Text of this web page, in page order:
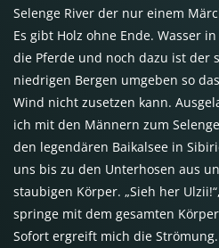
Selenge River der nur einem
Es gibt Holz ohne Ende. Wasser
die Pferde und noch dazu ist der
niedrigen Bergen umgeben so
Wind nicht zusetzen kann.
ich mit den Männern zum
den legendären Baikalsee in
uns bis zu den Unterhosen aus
staubigen Körper. „Sieh her
springe mit dem gesamten
Sofort ergreift mich die